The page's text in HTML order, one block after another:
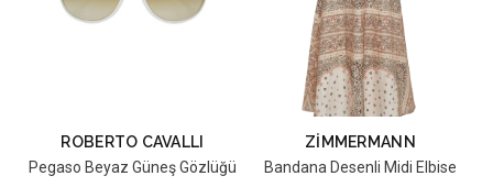
ROBERTO CAVALLI
Pegaso Beyaz Güneş Gözlüğü
ZIMMERMANN
Bandana Desenli Midi Elbise